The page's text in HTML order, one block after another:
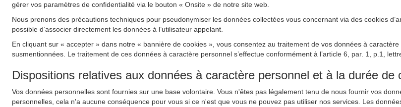
gérer vos paramètres de confidentialité via le bouton « Onsite » de notre site web.
Nous prenons des précautions techniques pour pseudonymiser les données collectées vous concernant via des cookies
possible d’associer directement les données à l’utilisateur appelant.
En cliquant sur « accepter » dans notre « bannière de cookies », vous consentez au traitement de vos données à
susmentionnées. Le traitement de ces données à caractère personnel s’effectue conformément à l’article 6, par. 1, p.1,
Dispositions relatives aux données à caractère personnel et à la durée de
Vos données personnelles sont fournies sur une base volontaire. Vous n'êtes pas légalement tenu de nous fournir vos
personnelles, cela n'a aucune conséquence pour vous si ce n'est que vous ne pouvez pas utiliser nos services. Les